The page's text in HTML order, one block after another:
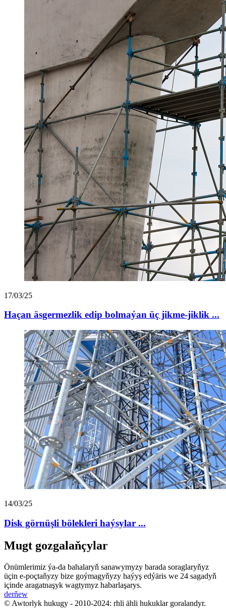
17/03/25
Haçan äsgermezlik edip bolmaýan üç jikme-jiklik ...
14/03/25
Disk görnüşli bölekleri haýsylar ...
Mugt gozgalaňçylar
Önümlerimiz ýa-da bahalaryň sanawymyzy barada soraglaryňyz
üçin e-poçtaňyzy bize goýmagyňyzy haýyş edýäris we 24 sagadyň
içinde aragatnaşyk wagtymyz habarlaşarys.
derňew
© Awtorlyk hukugy - 2010-2024: rhli ähli hukuklar goralandyr.